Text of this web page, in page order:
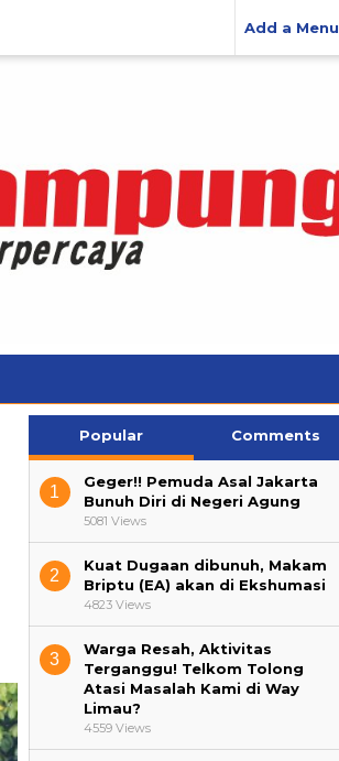
Add a Menu
Popular Comments
1
Geger!! Pemuda Asal Jakarta
Bunuh Diri di Negeri Agung
5081 Views
2
Kuat Dugaan dibunuh, Makam
Briptu (EA) akan di Ekshumasi
4823 Views
3
Warga Resah, Aktivitas
Terganggu! Telkom Tolong
Atasi Masalah Kami di Way
Limau?
4559 Views